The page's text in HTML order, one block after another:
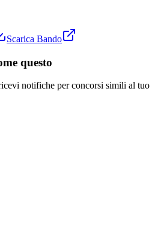
Scarica Bando
questo
notifiche per concorsi simili al tuo